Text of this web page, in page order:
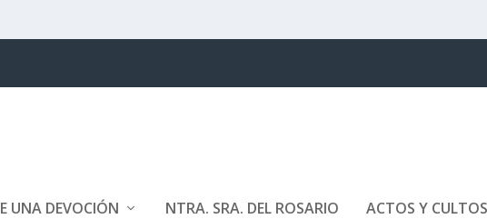
UNA DEVOCIÓN NTRA. SRA. DEL ROSARIO ACTOS Y CULTOS